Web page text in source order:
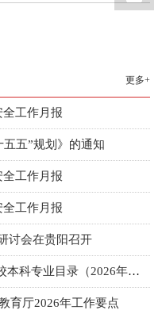
更多+
工作月报
五”规划》的通知
工作月报
工作月报
讨会在贵阳召开
业目录（2026年）》的通知
育厅2026年工作要点